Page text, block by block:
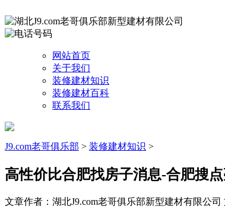
网站首页
关于我们
装修建材知识
装修建材百科
联系我们
J9.com老哥俱乐部 > 装修建材知识 >
高性价比合肥找房子消息-合肥搜
文章作者：湖北J9.com老哥俱乐部新型建材有限公司